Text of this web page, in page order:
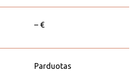
– €
Parduotas